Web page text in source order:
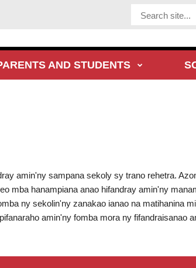
Website Site
AND STUDENTS
amin'ny sampana sekoly sy trano rehetra.
mba hanampiana anao hifandray amin'ny
ny sekolin'ny zanakao ianao na matihanina
amin'ny fomba mora ny fifandraisanao